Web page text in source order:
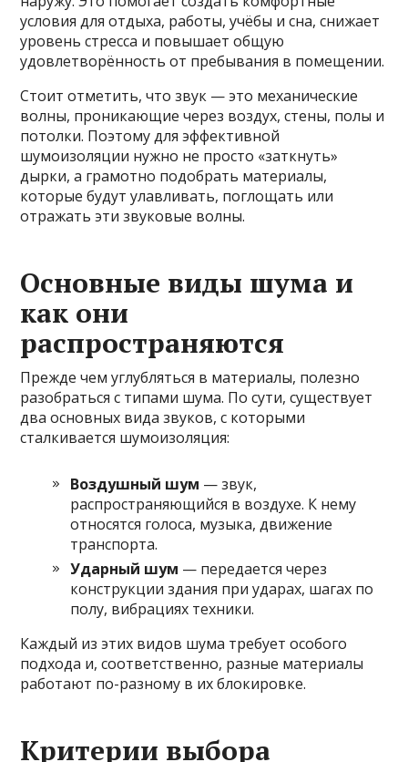
условия для отдыха, работы, учёбы и сна, снижает
уровень стресса и повышает общую
удовлетворённость от пребывания в помещении.
Стоит отметить, что звук — это механические
волны, проникающие через воздух, стены, полы и
потолки. Поэтому для эффективной
шумоизоляции нужно не просто «заткнуть»
дырки, а грамотно подобрать материалы,
которые будут улавливать, поглощать или
отражать эти звуковые волны.
Основные виды шума и
как они
распространяются
Прежде чем углубляться в материалы, полезно
разобраться с типами шума. По сути, существует
два основных вида звуков, с которыми
сталкивается шумоизоляция:
Воздушный шум — звук,
распространяющийся в воздухе. К нему
относятся голоса, музыка, движение
транспорта.
Ударный шум — передается через
конструкции здания при ударах, шагах по
полу, вибрациях техники.
Каждый из этих видов шума требует особого
подхода и, соответственно, разные материалы
работают по-разному в их блокировке.
Критерии выбора